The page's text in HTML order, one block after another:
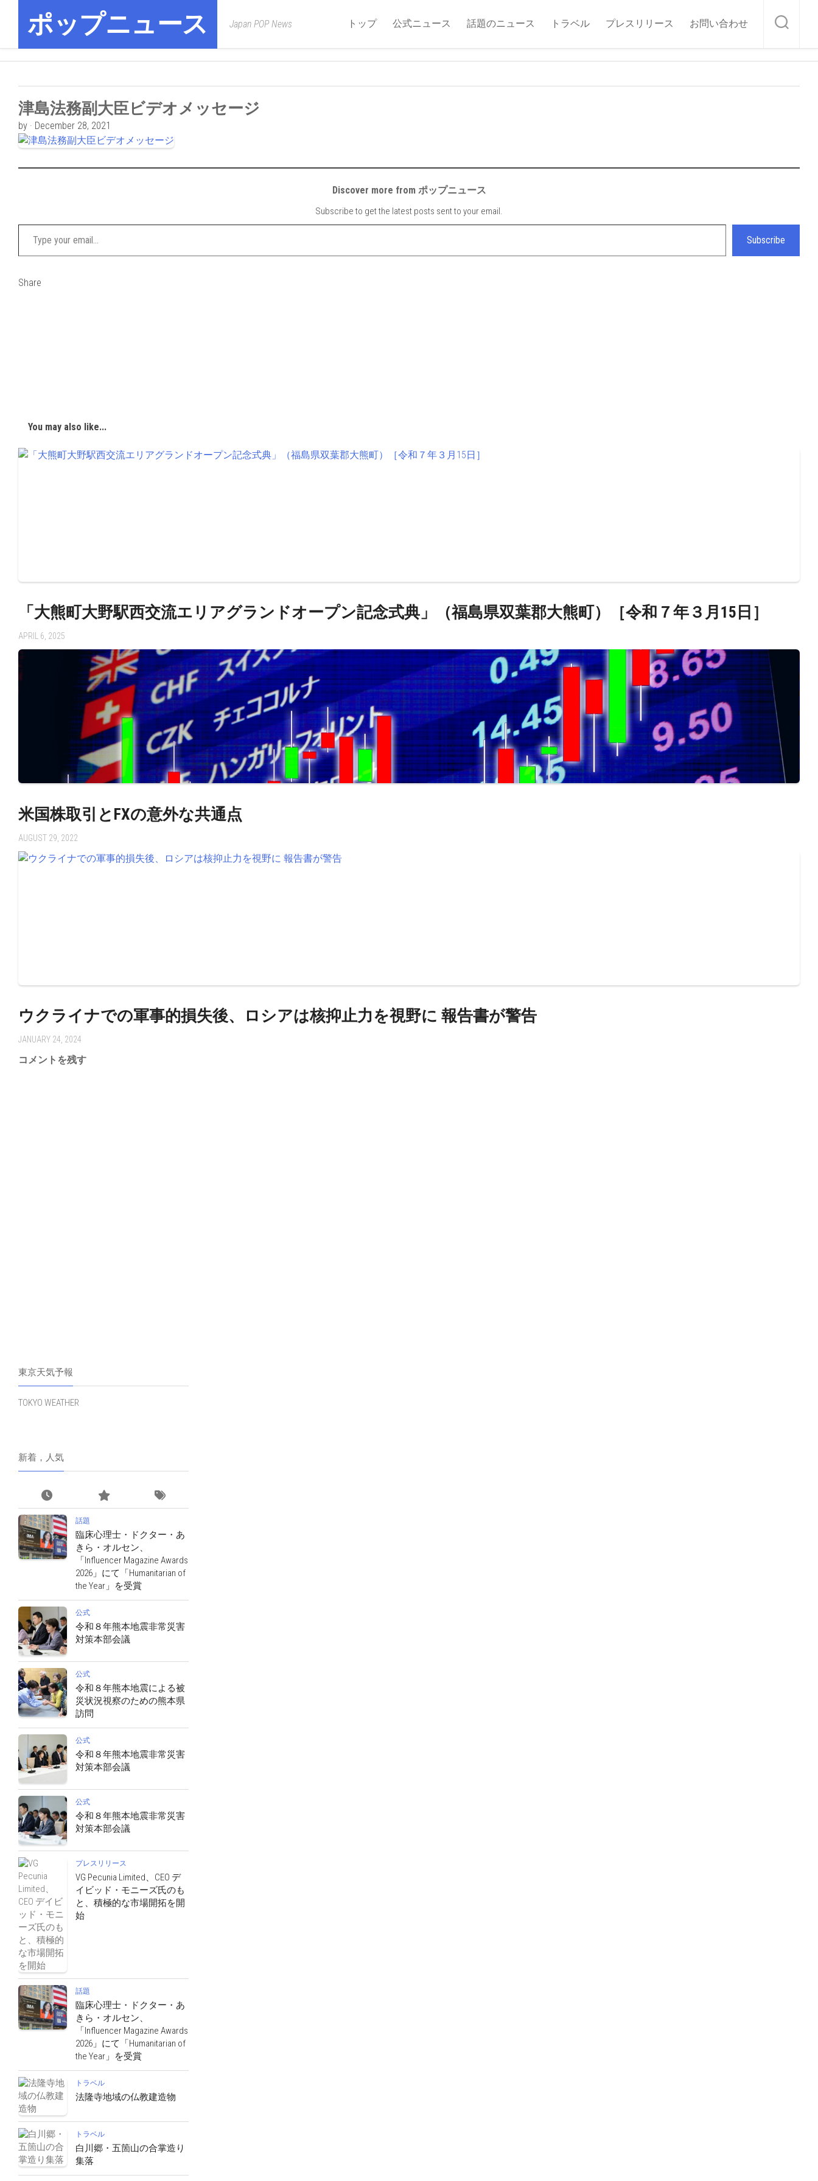
contentポップニュース Japan POP News トップ 公式ニュース 話題のニュース トラベル プレスリリース お問い合わせ
津島法務副大臣ビデオメッセージ
by · December 28, 2021
Discover more from ポップニュース
Subscribe to get the latest posts sent to your email.
Type your email…
Subscribe
Share
You may also like...
「大熊町大野駅西交流エリアグランドオープン記念式典」（福島県双葉郡大熊町）［令和７年３月15日］
APRIL 6, 2025
米国株取引とFXの意外な共通点
AUGUST 29, 2022
ウクライナでの軍事的損失後、ロシアは核抑止力を視野に 報告書が警告
JANUARY 24, 2024
コメントを残す
東京天気予報
TOKYO WEATHER
新着，人気
話題
臨床心理士・ドクター・あ
きら・オルセン、
「Influencer Magazine Awards
2026」にて「Humanitarian of
the Year」を受賞
公式
令和８年熊本地震非常災害
対策本部会議
公式
令和８年熊本地震による被
災状況視察のための熊本県
訪問
公式
令和８年熊本地震非常災害
対策本部会議
公式
令和８年熊本地震非常災害
対策本部会議
プレスリリース
VG Pecunia Limited、CEO デ
イビッド・モニーズ氏のも
と、積極的な市場開拓を開
始
話題
臨床心理士・ドクター・あ
きら・オルセン、
「Influencer Magazine Awards
2026」にて「Humanitarian of
the Year」を受賞
トラベル
法隆寺地域の仏教建造物
トラベル
白川郷・五箇山の合掌造り
集落